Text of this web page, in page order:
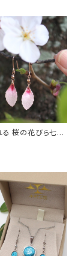
る 桜の花びら七宝
ング